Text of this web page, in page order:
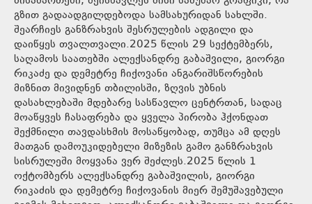
გზით გადაადგილდებოდა სამსახურიდან სახლში.
შეარჩიეს განზრახვის შესრულების ადგილი და
დაიწყეს თვალთვალი.2025 წლის 29 სექტემბერს,
საღამოს საათებში ალექსანდრე გაბაშვილი, გიორგი
რიკაძე და დემეტრე ჩიქოვანი ანგარიშსწორების
მიზნით მივიდნენ თბილისში, ზღვის უბნის
დასახლებაში მდებარე სასწავლო ცენტრთან, სადაც
მოაწყვეს ჩასაფრება და ყველა პირობა ჰქონდათ
შექმნილი თავდასხმის მოსაწყობად, თუმცა ამ დღეს
მათგან დამოუკიდებელი მიზეზის გამო განზრახვის
სისრულეში მოყვანა ვერ შეძლეს.2025 წლის 1
ოქტომბერს ალექსანდრე გაბაშვილის, გიორგი
რიკაძის და დემეტრე ჩიქოვანის მიერ შემუშავებული